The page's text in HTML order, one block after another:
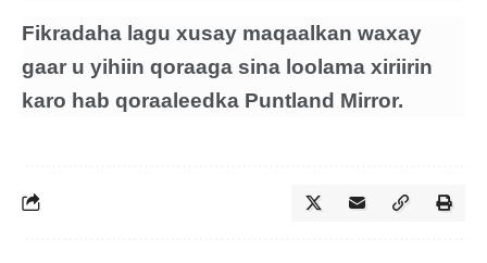
Fikradaha lagu xusay maqaalkan waxay
gaar u yihiin qoraaga sina loolama xiriirin
karo hab qoraaleedka Puntland Mirror.